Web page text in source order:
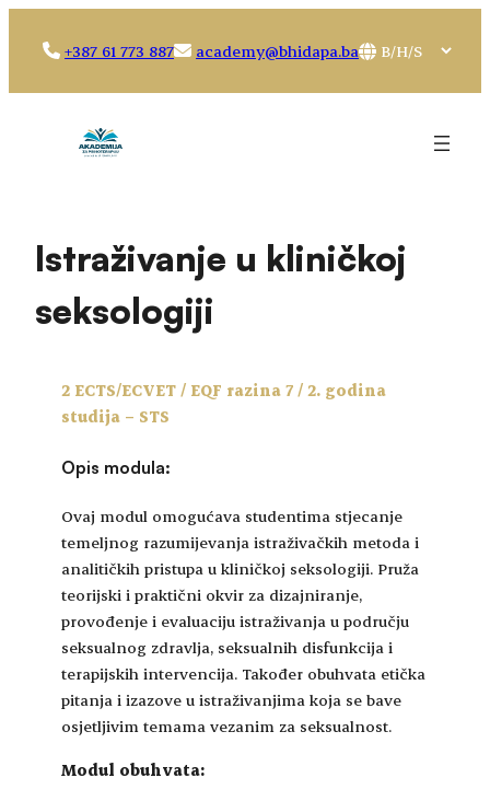
+387 61 773 887 academy@bhidapa.ba
Choose
Istraživanje u kliničkoj
seksologiji
2 ECTS/ECVET / EQF razina 7 / 2. godina
studija – STS
Opis modula:
Ovaj modul omogućava studentima stjecanje
temeljnog razumijevanja istraživačkih metoda i
analitičkih pristupa u kliničkoj seksologiji. Pruža
teorijski i praktični okvir za dizajniranje,
provođenje i evaluaciju istraživanja u području
seksualnog zdravlja, seksualnih disfunkcija i
terapijskih intervencija. Također obuhvata etička
pitanja i izazove u istraživanjima koja se bave
osjetljivim temama vezanim za seksualnost.
Modul obuhvata: